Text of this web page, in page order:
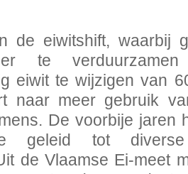
de eiwitshift, waarbij
te
eiwit te wijzigen van
naar meer gebruik
De voorbije jaren
geleid tot
de Vlaamse Ei-meet